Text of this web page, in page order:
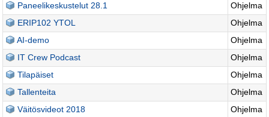
Paneelikeskustelut 28.1
Ohjelma
ERIP102 YTOL
Ohjelma
AI-demo
Ohjelma
IT Crew Podcast
Ohjelma
Tilapäiset
Ohjelma
Tallenteita
Ohjelma
Väitösvideot 2018
Ohjelma